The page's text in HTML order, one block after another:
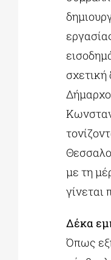
με τη
γίνεται
Δέκα
Όπως